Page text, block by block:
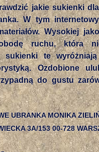
jakie sukienki
W tym
Wysokiej
ruchu, która
sukienki te
Ozdobione
do gustu
UBRANKA MONIKA
3A/153 00-728